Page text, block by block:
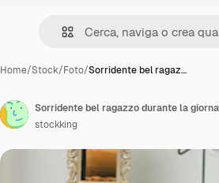
Home/Stock/Foto/Sorridente bel ragaz…
stockking